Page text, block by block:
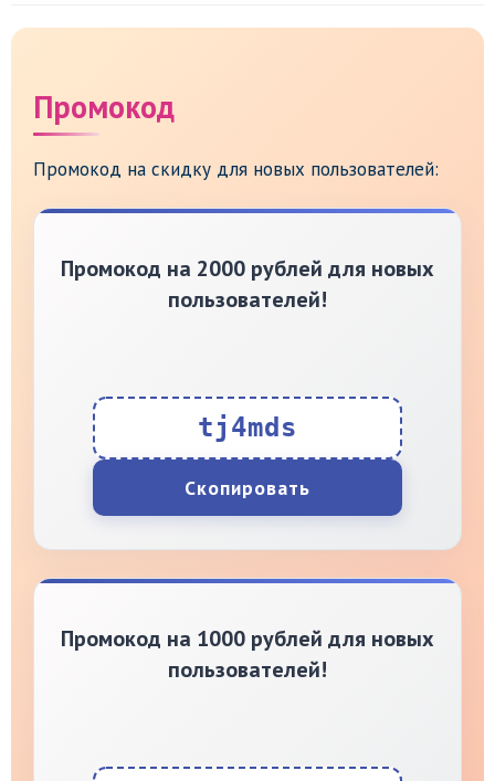
Промокод
Промокод на скидку для новых пользователей:
Промокод на 2000 рублей для новых
пользователей!
tj4mds
Скопировать
Промокод на 1000 рублей для новых
пользователей!